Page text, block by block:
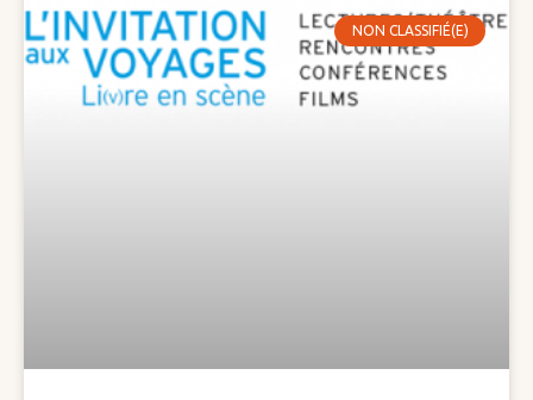
NON CLASSIFIÉ(E)